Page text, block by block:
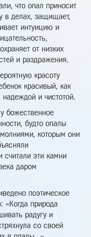
что опал приносит
в делах, защищает,
интуицию и
от низких
и раздражения.
красоту
красивый, как
и чистотой.
божественное
будто опалы
которым они
считали эти камни
даром
поэтическое
природа
радугу и
со своей